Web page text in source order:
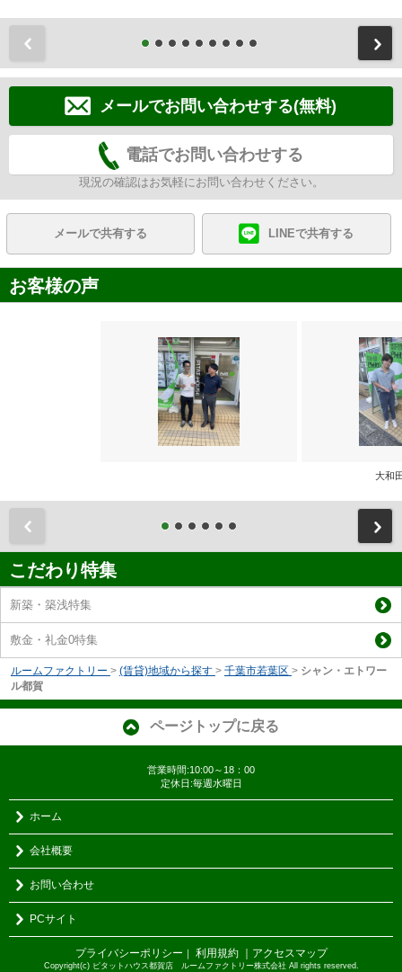
メールでお問い合わせする(無料)
電話でお問い合わせする
現況の確認はお気軽にお問い合わせください。
メールで共有する LINEで共有する
お客様の声
大和
こだわり特集
新築・築浅特集
敷金・礼金0特集
ルームファクトリー > (賃貸)地域から探す > 千葉市若葉区 > シャン・エトワー
ル都賀
ページトップに戻る
営業時間:10:00～18：00
定休日:毎週水曜日
ホーム
会社概要
お問い合わせ
PCサイト
プライバシーポリシー 利用規約 ｜アクセスマップ
Copyright(c) ピタットハウス都賀店 ルームファクトリー株式会社 All rights reserved.